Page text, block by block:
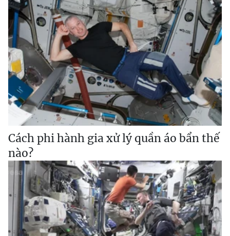
Cách phi hành gia xử lý quần áo bẩn thế
nào?